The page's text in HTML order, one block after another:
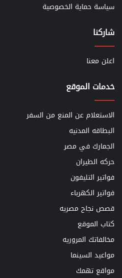
سياسة حماية الخصوصية
شاركنا
اعلن معنا
خدمات الموقع
الاستعلام عن المنع من السفر
البطاقه المدنيه
الجمارك في مصر
حركه الطيران
فواتير التليفون
فواتير الكهرباء
قصص نجاح مصريه
كتاب الموقع
مخالفاتك المروريه
مواعيد السينما
مواقع تهمك